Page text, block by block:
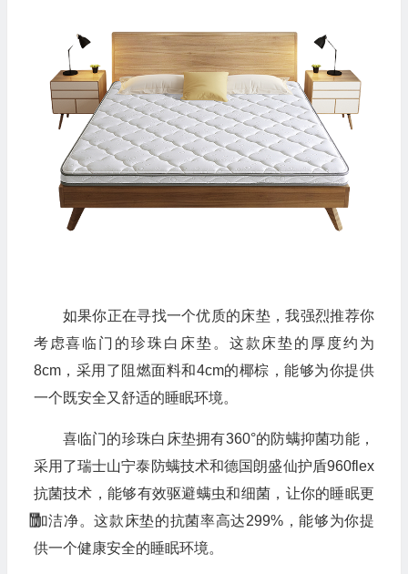
如果你正在寻找一个优质的床垫，我强烈推荐你
考虑喜临门的珍珠白床垫。这款床垫的厚度约为
8cm，采用了阻燃面料和4cm的椰棕，能够为你提供
一个既安全又舒适的睡眠环境。
喜临门的珍珠白床垫拥有360°的防螨抑菌功能，
采用了瑞士山宁泰防螨技术和德国朗盛仙护盾960flex
抗菌技术，能够有效驱避螨虫和细菌，让你的睡眠更
加洁净。这款床垫的抗菌率高达299%，能够为你提
供一个健康安全的睡眠环境。